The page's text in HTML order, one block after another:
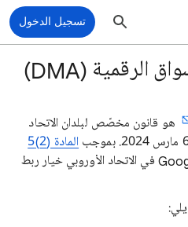
تسجيل الدخول
لمحة عن قانون الأسواق الرقمية (DMA)
هو قانون مخصّص لبلدان الاتحاد
المادة (2)5
، توفّر لك Google في الاتحاد الأوروبي خيار ربط